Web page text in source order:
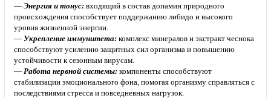
— Энергия и тонус:входящий в состав допамин природного
происхождения способствует поддержанию либидо и высокого
уровня жизненной энергии.
— Укрепление иммунитета: комплекс минералов и экстракт чеснока
способствуют усилению защитных сил организма и повышению
устойчивости к сезонным вирусам.
— Работа нервной системы: компоненты способствуют
стабилизации эмоционального фона, помогая организму справляться с
последствиями стресса и повседневных нагрузок.